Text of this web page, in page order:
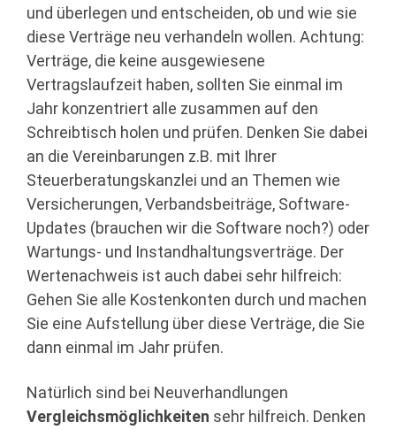
und überlegen und entscheiden, ob und wie sie
diese Verträge neu verhandeln wollen. Achtung:
Verträge, die keine ausgewiesene
Vertragslaufzeit haben, sollten Sie einmal im
Jahr konzentriert alle zusammen auf den
Schreibtisch holen und prüfen. Denken Sie dabei
an die Vereinbarungen z.B. mit Ihrer
Steuerberatungskanzlei und an Themen wie
Versicherungen, Verbandsbeiträge, Software-
Updates (brauchen wir die Software noch?) oder
Wartungs- und Instandhaltungsverträge. Der
Wertenachweis ist auch dabei sehr hilfreich:
Gehen Sie alle Kostenkonten durch und machen
Sie eine Aufstellung über diese Verträge, die Sie
dann einmal im Jahr prüfen.
Natürlich sind bei Neuverhandlungen
Vergleichsmöglichkeiten sehr hilfreich. Denken